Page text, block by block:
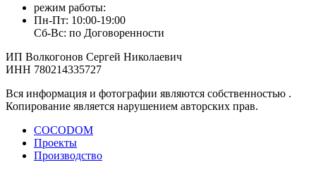
режим работы:
Пн-Пт: 10:00-19:00
Сб-Вс: по Договоренности
ИП Волкогонов Сергей Николаевич
ИНН 780214335727
Вся информация и фотографии являются собственностью .
Копирование является нарушением авторских прав.
COCODOM
Проекты
Производство